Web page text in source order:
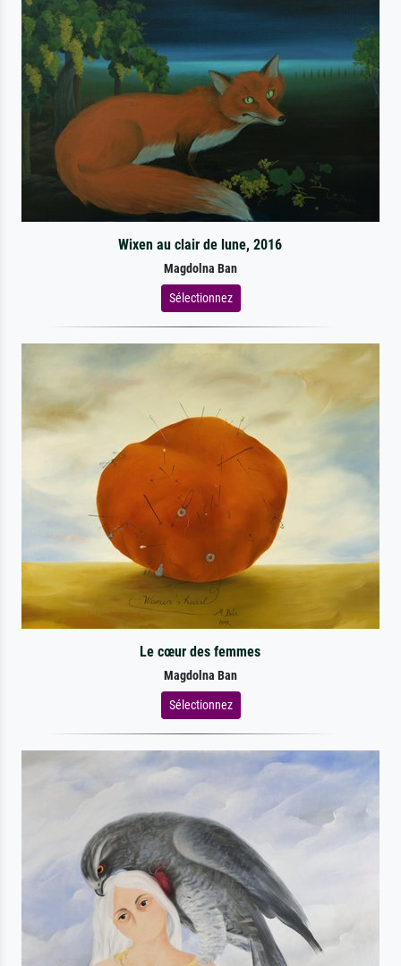
Wixen au clair de lune, 2016
Magdolna Ban
Sélectionnez
Le cœur des femmes
Magdolna Ban
Sélectionnez